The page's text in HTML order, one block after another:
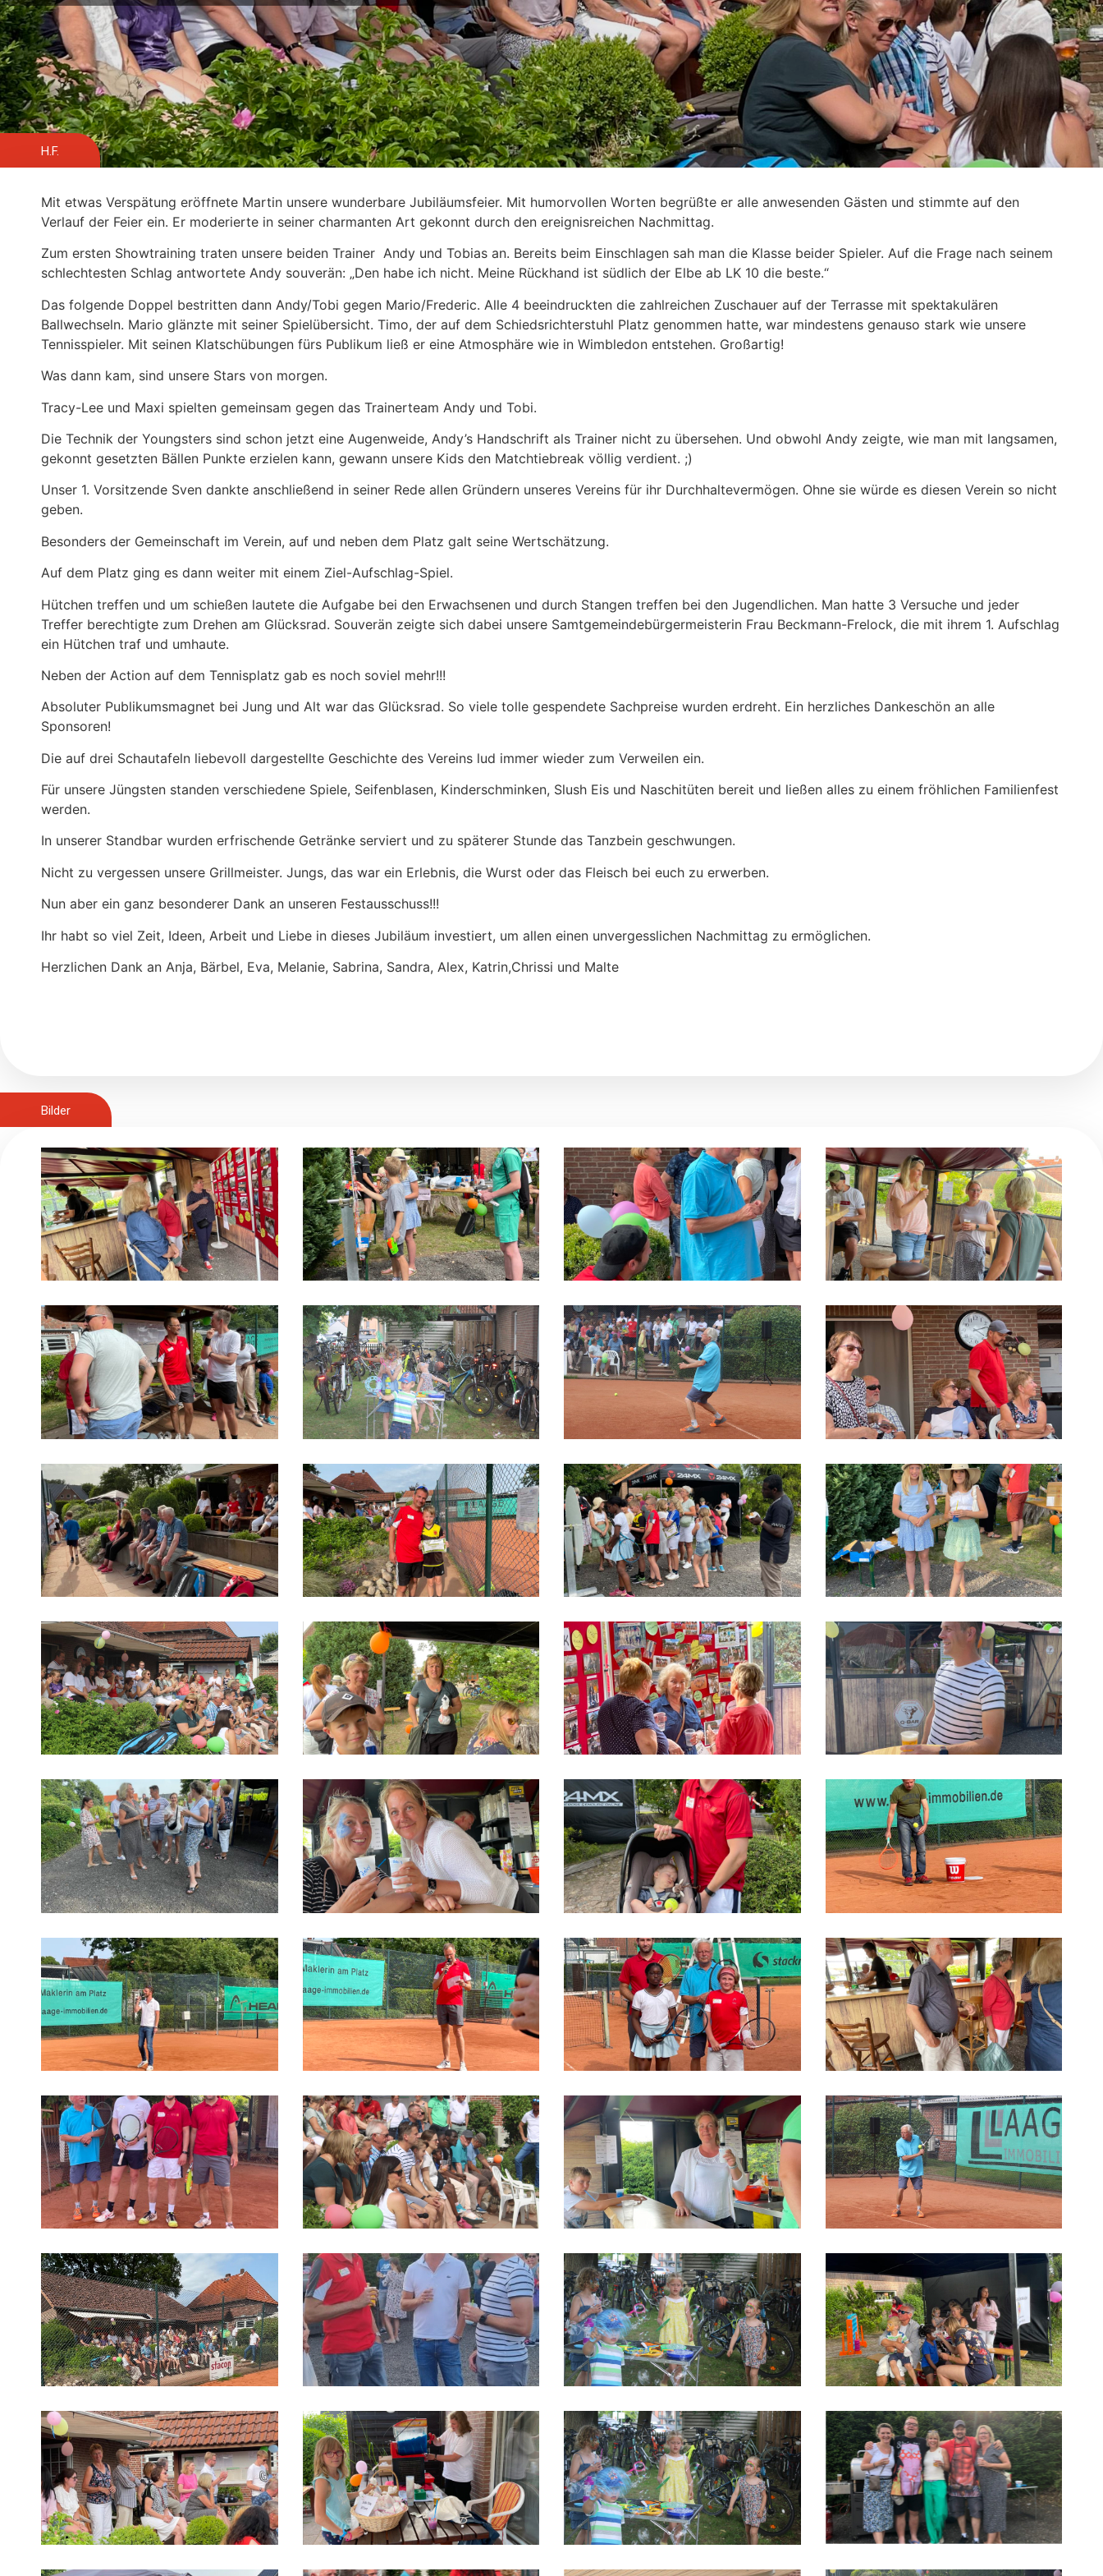
H.F.
Mit etwas Verspätung eröffnete Martin unsere wunderbare Jubiläumsfeier. Mit humorvollen Worten begrüßte er alle anwesenden Gästen und stimmte auf den
Verlauf der Feier ein. Er moderierte in seiner charmanten Art gekonnt durch den ereignisreichen Nachmittag.
Zum ersten Showtraining traten unsere beiden Trainer Andy und Tobias an. Bereits beim Einschlagen sah man die Klasse beider Spieler. Auf die Frage nach seinem
schlechtesten Schlag antwortete Andy souverän: „Den habe ich nicht. Meine Rückhand ist südlich der Elbe ab LK 10 die beste.“
Das folgende Doppel bestritten dann Andy/Tobi gegen Mario/Frederic. Alle 4 beeindruckten die zahlreichen Zuschauer auf der Terrasse mit spektakulären
Ballwechseln. Mario glänzte mit seiner Spielübersicht. Timo, der auf dem Schiedsrichterstuhl Platz genommen hatte, war mindestens genauso stark wie unsere
Tennisspieler. Mit seinen Klatschübungen fürs Publikum ließ er eine Atmosphäre wie in Wimbledon entstehen. Großartig!
Was dann kam, sind unsere Stars von morgen.
Tracy-Lee und Maxi spielten gemeinsam gegen das Trainerteam Andy und Tobi.
Die Technik der Youngsters sind schon jetzt eine Augenweide, Andy’s Handschrift als Trainer nicht zu übersehen. Und obwohl Andy zeigte, wie man mit langsamen,
gekonnt gesetzten Bällen Punkte erzielen kann, gewann unsere Kids den Matchtiebreak völlig verdient. ;)
Unser 1. Vorsitzende Sven dankte anschließend in seiner Rede allen Gründern unseres Vereins für ihr Durchhaltevermögen. Ohne sie würde es diesen Verein so nicht
geben.
Besonders der Gemeinschaft im Verein, auf und neben dem Platz galt seine Wertschätzung.
Auf dem Platz ging es dann weiter mit einem Ziel-Aufschlag-Spiel.
Hütchen treffen und um schießen lautete die Aufgabe bei den Erwachsenen und durch Stangen treffen bei den Jugendlichen. Man hatte 3 Versuche und jeder
Treffer berechtigte zum Drehen am Glücksrad. Souverän zeigte sich dabei unsere Samtgemeindebürgermeisterin Frau Beckmann-Frelock, die mit ihrem 1. Aufschlag
ein Hütchen traf und umhaute.
Neben der Action auf dem Tennisplatz gab es noch soviel mehr!!!
Absoluter Publikumsmagnet bei Jung und Alt war das Glücksrad. So viele tolle gespendete Sachpreise wurden erdreht. Ein herzliches Dankeschön an alle
Sponsoren!
Die auf drei Schautafeln liebevoll dargestellte Geschichte des Vereins lud immer wieder zum Verweilen ein.
Für unsere Jüngsten standen verschiedene Spiele, Seifenblasen, Kinderschminken, Slush Eis und Naschitüten bereit und ließen alles zu einem fröhlichen Familienfest
werden.
In unserer Standbar wurden erfrischende Getränke serviert und zu späterer Stunde das Tanzbein geschwungen.
Nicht zu vergessen unsere Grillmeister. Jungs, das war ein Erlebnis, die Wurst oder das Fleisch bei euch zu erwerben.
Nun aber ein ganz besonderer Dank an unseren Festausschuss!!!
Ihr habt so viel Zeit, Ideen, Arbeit und Liebe in dieses Jubiläum investiert, um allen einen unvergesslichen Nachmittag zu ermöglichen.
Herzlichen Dank an Anja, Bärbel, Eva, Melanie, Sabrina, Sandra, Alex, Katrin,Chrissi und Malte
Bilder